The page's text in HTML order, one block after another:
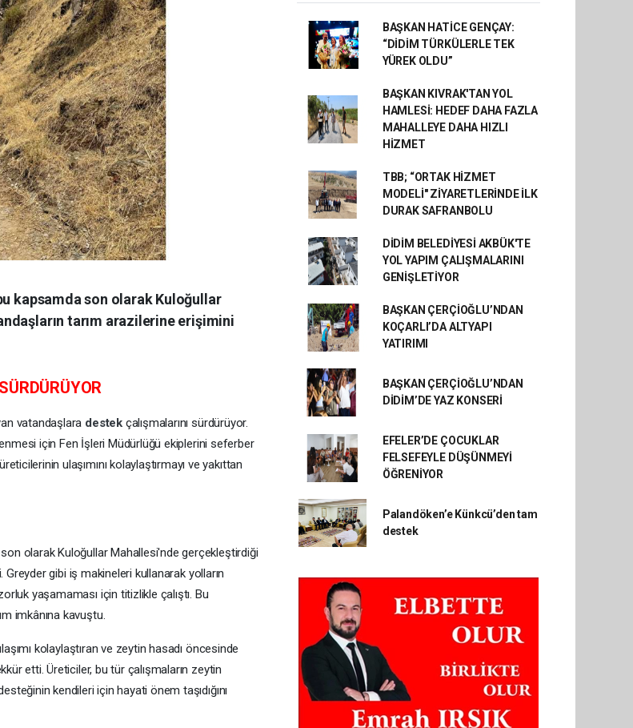
kapsamda son olarak Kuloğullar
tarım arazilerine erişimini
vatandaşlara destek çalışmalarını sürdürüyor.
için Fen İşleri Müdürlüğü ekiplerini seferber
ulaşımını kolaylaştırmayı ve yakıttan
olarak Kuloğullar Mahallesi'nde gerçekleştirdiği
gibi iş makineleri kullanarak yolların
yaşamaması için titizlikle çalıştı. Bu
imkânına kavuştu.
kolaylaştıran ve zeytin hasadı öncesinde
etti. Üreticiler, bu tür çalışmaların zeytin
kendileri için hayati önem taşıdığını
BAŞKAN HATİCE GENÇAY:
“DİDİM TÜRKÜLERLE TEK
YÜREK OLDU”
BAŞKAN KIVRAK'TAN YOL
HAMLESİ: HEDEF DAHA FAZLA
MAHALLEYE DAHA HIZLI
HİZMET
TBB; “ORTAK HİZMET
MODELİ" ZİYARETLERİNDE İLK
DURAK SAFRANBOLU
DİDİM BELEDİYESİ AKBÜK'TE
YOL YAPIM ÇALIŞMALARINI
GENİŞLETİYOR
BAŞKAN ÇERÇİOĞLU’NDAN
KOÇARLI’DA ALTYAPI
YATIRIMI
BAŞKAN ÇERÇİOĞLU’NDAN
DİDİM’DE YAZ KONSERİ
EFELER’DE ÇOCUKLAR
FELSEFEYLE DÜŞÜNMEYİ
ÖĞRENİYOR
Palandöken’e Künkcü’den tam
destek